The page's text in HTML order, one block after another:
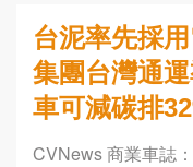
台泥率先採
集團台灣通
車可減碳排
CVNews 商業車誌